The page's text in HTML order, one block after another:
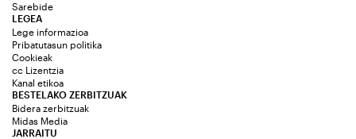
Sarebide
JARRAITU
LEGEA
Lege informazioa
Pribatutasun politika
Cookieak
cc Lizentzia
Kanal etikoa
BESTELAKO ZERBITZUAK
Bidera zerbitzuak
Midas Media